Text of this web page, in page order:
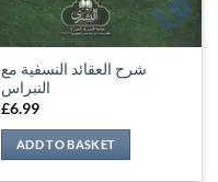
شرح العقائد النسفية مع
النبراس
£6.99
ADD TO BASKET